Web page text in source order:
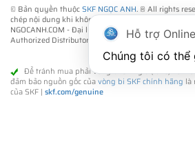
© Bản quyền thuộcSKF NGỌC ANH. ® All rights
chép nội dung khi không được sự đồng ý của chúng
NGOCANH.COM - Đại lý ủy quyền vòng bi bạc đạn
Authorized Distributor - Phân phối các sản phẩm
Để tránh mua phải vòng bi SKF giả (fake) kém
đảm bảo nguồn gốc củavòng bi SKF chính hãng là
của SKF | skf.com/genuine
Hỗ trợ Online
Chúng tôi có thể